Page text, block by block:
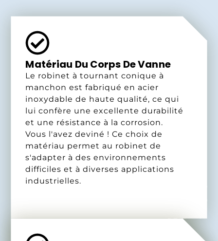
Matériau Du Corps De Vanne
Le robinet à tournant conique à
manchon est fabriqué en acier
inoxydable de haute qualité, ce qui
lui confère une excellente durabilité
et une résistance à la corrosion.
Vous l'avez deviné ! Ce choix de
matériau permet au robinet de
s'adapter à des environnements
difficiles et à diverses applications
industrielles.